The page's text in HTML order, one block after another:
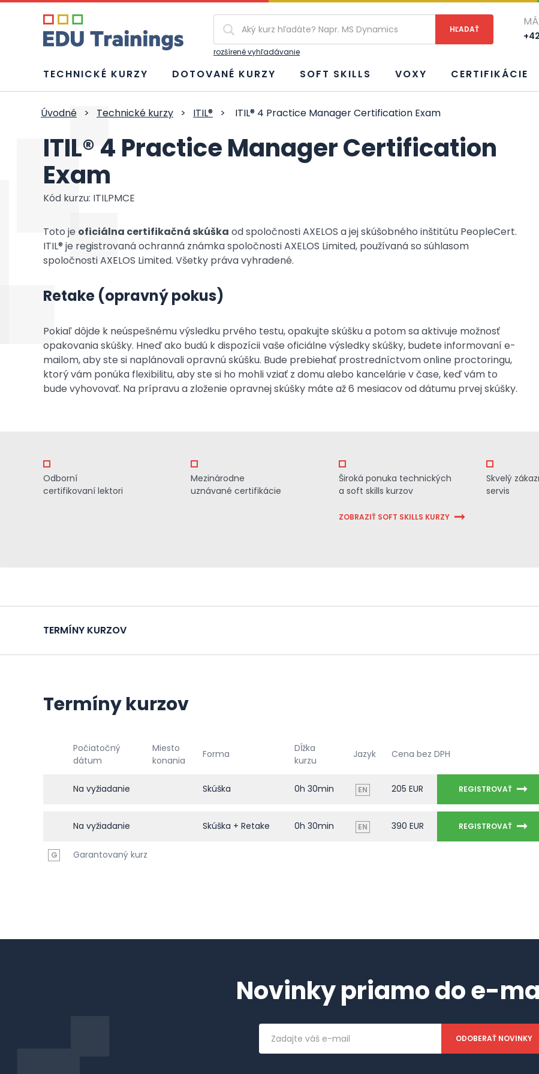
rozšírené vyhľadávanie
TECHNICKÉ KURZY DOTOVANÉ KURZY SOFT SKILLS VOXY CERTIFIKÁCIE
Úvodné > Technické kurzy > ITIL® > ITIL® 4 Practice Manager Certification Exam
ITIL® 4 Practice Manager Certification
Exam
Kód kurzu: ITILPMCE
Toto je oficiálna certifikačná skúška od spoločnosti AXELOS a jej skúšobného inštitútu PeopleCert.
ITIL® je registrovaná ochranná známka spoločnosti AXELOS Limited, používaná so súhlasom
spoločnosti AXELOS Limited. Všetky práva vyhradené.
Retake (opravný pokus)
Pokiaľ dôjde k neúspešnému výsledku prvého testu, opakujte skúšku a potom sa aktivuje možnosť
opakovania skúšky. Hneď ako budú k dispozícii vaše oficiálne výsledky skúšky, budete informovaní e-
mailom, aby ste si naplánovali opravnú skúšku. Bude prebiehať prostredníctvom online proctoringu,
ktorý vám ponúka flexibilitu, aby ste si ho mohli vziať z domu alebo kancelárie v čase, keď vám to
bude vyhovovať. Na prípravu a zloženie opravnej skúšky máte až 6 mesiacov od dátumu prvej skúšky.
Odborní
certifikovaní lektori
Mezinárodne
uznávané certifikácie
Široká ponuka technických
a soft skills kurzov
ZOBRAZIŤ SOFT SKILLS KURZY
Skvelý
servis
TERMÍNY KURZOV
Termíny kurzov
Počiatočný
dátum
Miesto
konania
Forma
Dĺžka
kurzu
Jazyk Cena bez DPH
Na vyžiadanie Skúška 0h 30min EN 205 EUR REGISTROVAŤ
Na vyžiadanie Skúška + Retake 0h 30min EN 390 EUR REGISTROVAŤ
G Garantovaný kurz
Novinky priamo do e-
Emailová
adresa